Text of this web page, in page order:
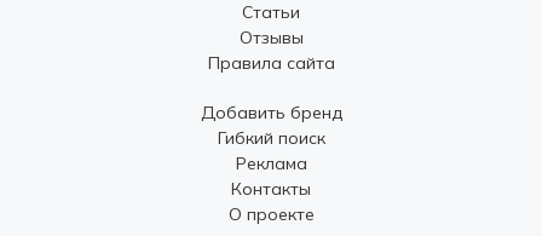
Статьи
Отзывы
Правила сайта
Добавить бренд
Гибкий поиск
Реклама
Контакты
О проекте